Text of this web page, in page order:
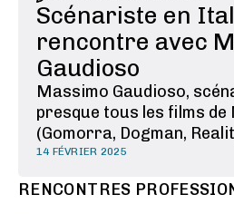
Scénariste en
rencontre avec
Gaudioso
Massimo Gaudioso,
presque tous les films
(Gomorra, Dogman,
plus récemment de
son rapport à Naples, ville
14 FÉVRIER 2025
RENCONTRES